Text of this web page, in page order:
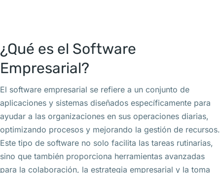
¿Qué es el Software
Empresarial?
El software empresarial se refiere a un conjunto de
aplicaciones y sistemas diseñados específicamente para
ayudar a las organizaciones en sus operaciones diarias,
optimizando procesos y mejorando la gestión de recursos.
Este tipo de software no solo facilita las tareas rutinarias,
sino que también proporciona herramientas avanzadas
para la colaboración, la estrategia empresarial y la toma